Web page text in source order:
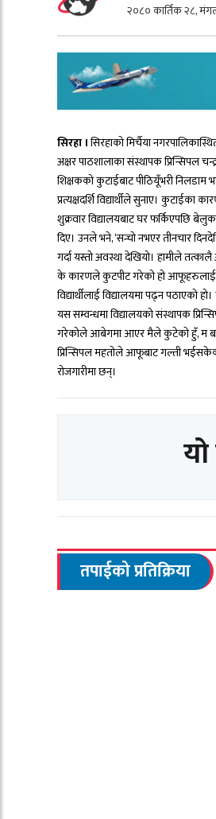
२०८० कार्तिक २८,
सिरहा ।सिरहाको मिर्चैया
अक्षर पाठशालाका संस्थापक प्रिन्सिपल
शिक्षकको कुटाईबाट पीठियूँभरी
प्रत्यक्षदर्शि विद्यार्थीले सुनाए। कुटाईका
शुक्रवार विद्यालयबाट घर फर्किएपछि
दिए। उनले भने, ‘सन्चो नभएर तीनचार
गर्दा यस्तो अवस्था देखियो। हामीले
के कारणले कुटपीट गरेको हो आफूहरुलाई
विद्यार्थीलाई विद्यालयमा पढ्न
यस सम्वन्धमा विद्यालयको संस्थापक
गरेकोले आबेगमा आएर मैले कुटेको हुँ, म
प्रिन्सिपल महतोले आफूबाट गल्ती
रोजगारीमा छन्।
तपाईको प्रतिक्रिया